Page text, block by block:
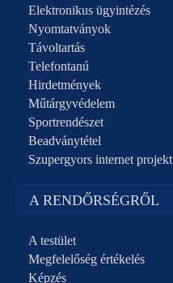
Elektronikus ügyintézés
Nyomtatványok
Távoltartás
Telefontanú
Hirdetmények
Műtárgyvédelem
Sportrendészet
Beadványtétel
Szupergyors internet projekt
A RENDŐRSÉGRŐL
A testület
Megfelelőség értékelés
Képzés